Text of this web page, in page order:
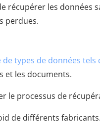
récupérer les données
perdues.
types de données tels
et les documents.
le processus de
de différents fabricants.